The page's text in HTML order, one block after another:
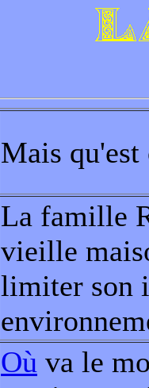
Mais
La famille
vieille
limiter son
Où va le